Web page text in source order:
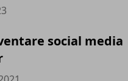
social media